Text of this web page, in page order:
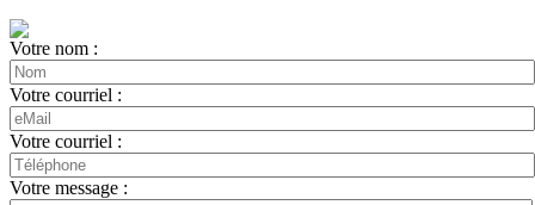
Votre nom :
Votre courriel :
Votre courriel :
Votre message :